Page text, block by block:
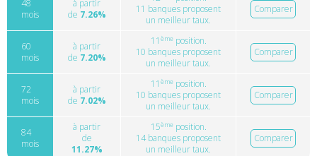
48
mois
à partir
de 7.26%
11 banques proposent
un meilleur taux.
Comparer
60
mois
à partir
de 7.20%
11 èmeposition.
10 banques proposent
un meilleur taux.
Comparer
72
mois
à partir
de 7.02%
11 èmeposition.
10 banques proposent
un meilleur taux.
Comparer
84
mois
à partir
de
11.27%
15èmeposition.
14 banques proposent
un meilleur taux.
Comparer